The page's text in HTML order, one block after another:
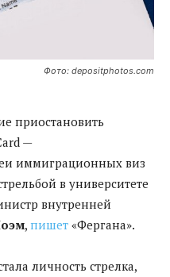
Фото: depositphotos.com
приостановить
—
иммиграционных виз
в университете
внутренней
, пишет «Фергана».
личность стрелка,